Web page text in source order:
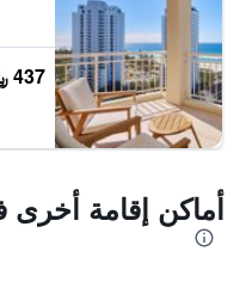
437 ﷼
أماكن إقامة